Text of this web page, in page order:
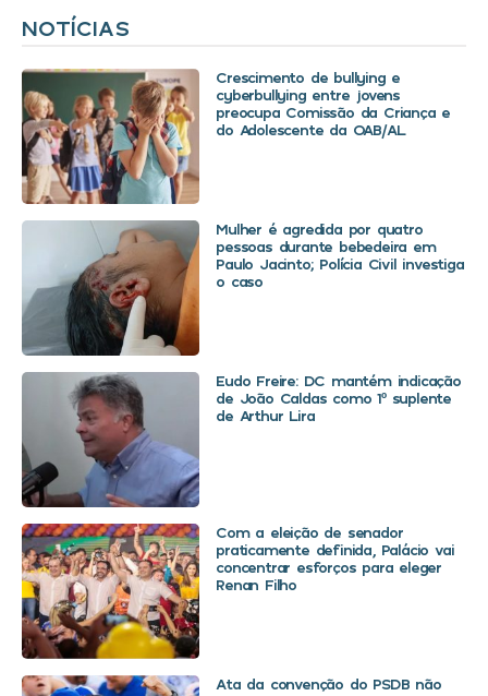
NOTÍCIAS
Crescimento de bullying e
cyberbullying entre jovens
preocupa Comissão da Criança e
do Adolescente da OAB/AL
Mulher é agredida por quatro
pessoas durante bebedeira em
Paulo Jacinto; Polícia Civil investiga
o caso
Eudo Freire: DC mantém indicação
de João Caldas como 1º suplente
de Arthur Lira
Com a eleição de senador
praticamente definida, Palácio vai
concentrar esforços para eleger
Renan Filho
Ata da convenção do PSDB não